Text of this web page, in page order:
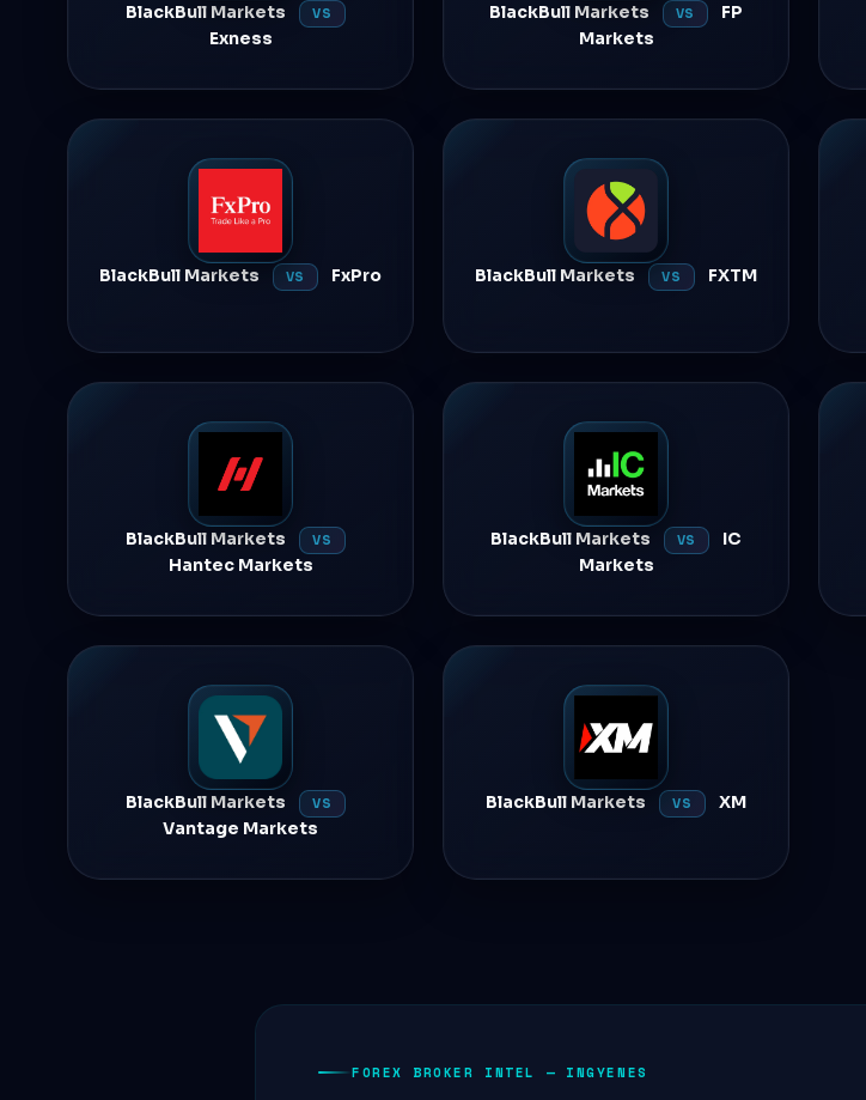
BlackBull Markets VS
Exness
BlackBull Markets VS
FP
Markets
BlackBull Markets VS FxPro BlackBull Markets VS FXTM
BlackBull Markets VS
Hantec Markets
BlackBull Markets VS
IC
Markets
BlackBull Markets VS
Vantage Markets
BlackBull Markets VS XM
FOREX BROKER INTEL — INGYENES